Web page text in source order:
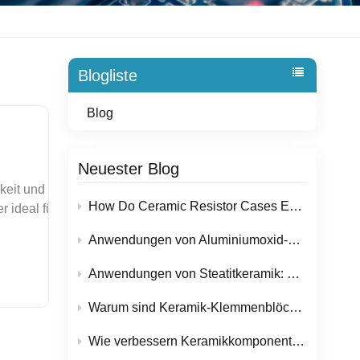
Blogliste
Blog
Neuester Blog
How Do Ceramic Resistor Cases Ensure Reliable Performance in High-Temperature Applications?
Anwendungen von Aluminiumoxid-Keramikusolaternen in Elektronik- und Energietechnikgeräten
Anwendungen von Steatitkeramik: Warum wird dieser Werkstoff in elektrischen und heiztechnischen Bauteilen so häufig eingesetzt?
Warum sind Keramik-Klemmenblöcke für sichere elektrische Installationen im Trend?
Wie verbessern Keramikkomponenten die Zuverlässigkeit von Halbleiterfertigungsanlagen?
man beobachten, dass Metallrohre mehr Wärme absorbieren und abgeben, was mit der Zeit zu erhöhtem Verschleiß und geringerer Effizienz führen kann. Keramikkolbenrohre, insbesondere solche aus modernen Materialien wie Keramik, bieten hier eine deutlich bessere Lösung. Zirkonoxidverstärktes Aluminiumoxid, behalten ihre strukturelle Integrität auch unter intensiven Verbrennungsbedingungen bei.Durch den Einsatz eines Keramikkolbenrohrs in Ihrer Pumpe verbessern Sie die Gesamtleistung, indem Sie Wärmeverluste reduzieren und optimale Verbrennungstemperaturen aufrechterhalten. Diese Effizienzsteigerung führt zu einem geringeren Kraftstoffverbrauch und niedrigeren Emissionen. Für Anwendungen, die höchste Hitzebeständigkeit erfordern, wie z. B. Hochdruck-Kolbenpumpensysteme oder Motoren unter extremen Belastungen, sollten Sie die Verwendung von Keramikkolbenrohren in Betracht ziehen. Hochtemperatur-Keramikkolbenrohre für überragende Ergebnisse.Tipp: Wenn Ihre Pumpe oder Ihr Motor in einer Umgebung mit hohen Temperaturen arbeitet, hilft Ihnen ein Kolbenrohr aus Keramik dabei, eine gleichbleibende Leistung zu erzielen und die Lebensdauer Ihrer Geräte zu verlängern. Reibung, Verschleiß und KorrosionReibung, Verschleiß und Korrosion beeinträchtigen die Leistung und Zuverlässigkeit Ihrer Kolbenpumpe unmittelbar. Lösungen mit keramischen Kolbenrohren zeichnen sich in diesen Bereichen durch ihre einzigartigen Materialeigenschaften aus. Sie profitieren von zahlreichen Vorteilen:Keramische Werkstoffe bieten im Vergleich zu herkömmlichen Metallen eine überlegene Korrosionsbeständigkeit, Härte und Temperaturstabilität.Hochleistungskeramiken wie zirkonoxidverstärktes Aluminiumoxid und hochreines Aluminiumoxid bieten einen hervorragenden Schutz gegen Erosion durch Verbrennungsnebenprodukte.Keramische Zylinderlaufbuchsen widerstehen der Reibung bei hohen Drehzahlen und bieten extreme Härte und außergewöhnliche Verschleißfestigkeit.HVOF-Beschichtungen (Hochgeschwindigkeits-Flammspritzen) auf Keramik übertreffen herkömmliche Hartverchromungen sowohl in der Verschleiß- als auch in der Korrosionsbes